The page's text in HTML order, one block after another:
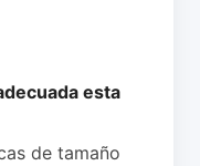
esta
de tamaño